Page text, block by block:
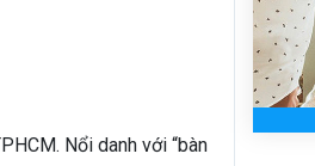
Nổi danh với “bàn